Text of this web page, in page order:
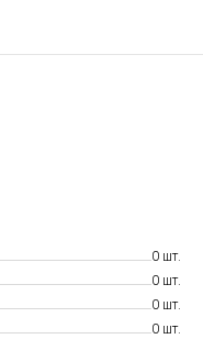
0 шт.
0 шт.
0 шт.
0 шт.